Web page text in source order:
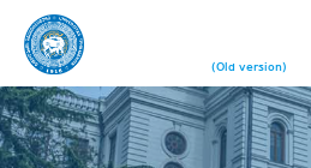
(Old version)